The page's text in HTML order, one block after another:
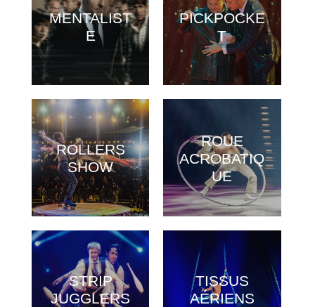
MENTALIST
E
PICKPOCKE
T
ROLLERS
SHOW
ROUE
ACROBATIQ
UE
STRIP
JUGGLERS
TISSUS
AÉRIENS